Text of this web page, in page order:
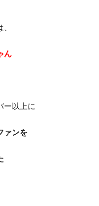
、
ん
ー以上に
ァンを